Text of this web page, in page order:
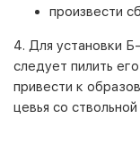
произвести
4. Для установки
следует пилить
привести к
цевья со